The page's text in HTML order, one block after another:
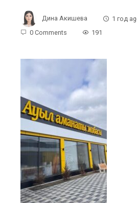
Дина Акишева
1 год
0 Comments
191